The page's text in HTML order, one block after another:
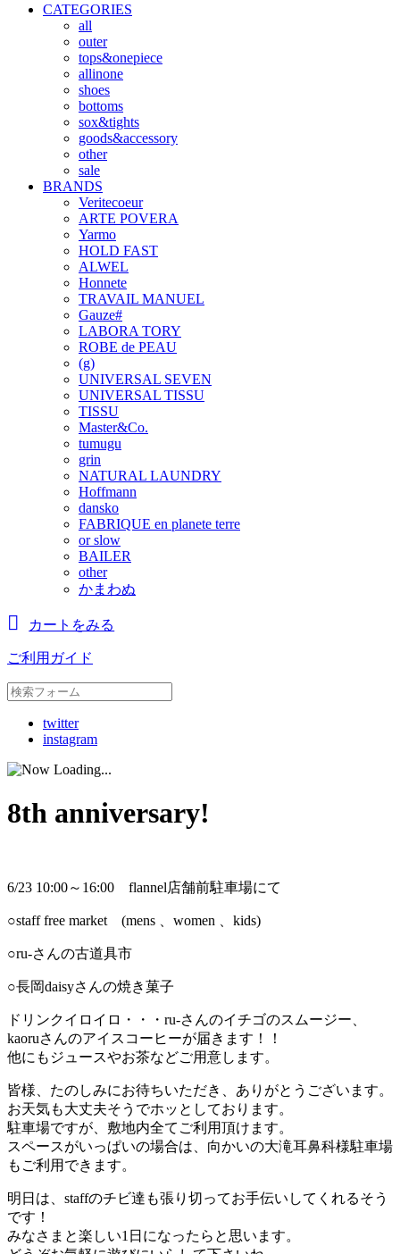
CATEGORIES
all
outer
tops&onepiece
allinone
shoes
bottoms
sox&tights
goods&accessory
other
sale
BRANDS
Veritecoeur
ARTE POVERA
Yarmo
HOLD FAST
ALWEL
Honnete
TRAVAIL MANUEL
Gauze#
LABORA TORY
ROBE de PEAU
(g)
UNIVERSAL SEVEN
UNIVERSAL TISSU
TISSU
Master&Co.
tumugu
grin
NATURAL LAUNDRY
Hoffmann
dansko
FABRIQUE en planete terre
or slow
BAILER
other
かまわぬ
カートをみる
ご利用ガイド
twitter
instagram
8th anniversary!
6/23 10:00～16:00 flannel店舗前駐車場にて
○staff free market (mens 、women 、kids)
○ru-さんの古道具市
○長岡daisyさんの焼き菓子
ドリンクイロイロ・・・ru-さんのイチゴのスムージー、
kaoruさんのアイスコーヒーが届きます！！
他にもジュースやお茶などご用意します。
皆様、たのしみにお待ちいただき、ありがとうございます。
お天気も大丈夫そうでホッとしております。
駐車場ですが、敷地内全てご利用頂けます。
スペースがいっぱいの場合は、向かいの大滝耳鼻科様駐車場
もご利用できます。
明日は、staffのチビ達も張り切ってお手伝いしてくれるそう
です！
みなさまと楽しい1日になったらと思います。